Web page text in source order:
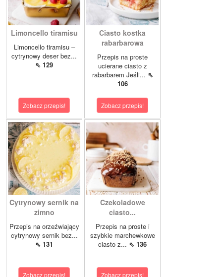
Limoncello tiramisu
Limoncello tiramisu –
cytrynowy deser bez...
⇖ 129
Zobacz przepis!
Ciasto kostka
rabarbarowa
Przepis na proste
ucierane ciasto z
rabarbarem Jeśli... ⇖
106
Zobacz przepis!
Cytrynowy sernik na
zimno
Przepis na orzeźwiający
cytrynowy sernik bez...
⇖ 131
Zobacz przepis!
Czekoladowe
ciasto...
Przepis na proste i
szybkie marchewkowe
ciasto z... ⇖ 136
Zobacz przepis!